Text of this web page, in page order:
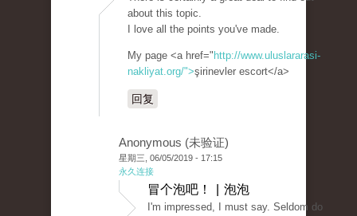
about this topic.
I love all the points you've made.
My page <a href=" http://www.uluslararasi-
nakliyat.org/">şirinevler escort</a>
回复
Anonymous (未验证)
星期三, 06/05/2019 - 17:15
永久连接
冒个泡吧！ | 泡泡
I'm impressed, I must say. Seldom do